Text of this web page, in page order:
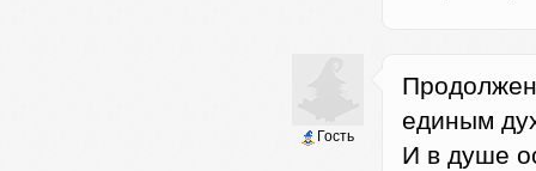
Гость
единым
И в душе